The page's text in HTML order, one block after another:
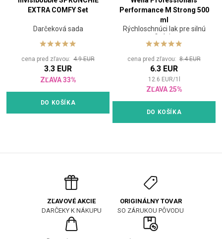
EXTRA COMFY Set
Darčeková sada
cena pred zľavou: 4.9 EUR
3.3 EUR
ZĽAVA 33%
DO KOŠÍKA
Performance M Strong 500
ml
Rýchloschnúci lak pre silnú
fixáciu
cena pred zľavou: 8.4 EUR
6.3 EUR
12.6 EUR/1
ZĽAVA 25%
DO KOŠÍKA
ZĽAVOVÉ AKCIE
DARČEKY K NÁKUPU
ORIGINÁLNY TOVAR
SO ZÁRUKOU PÔVODU